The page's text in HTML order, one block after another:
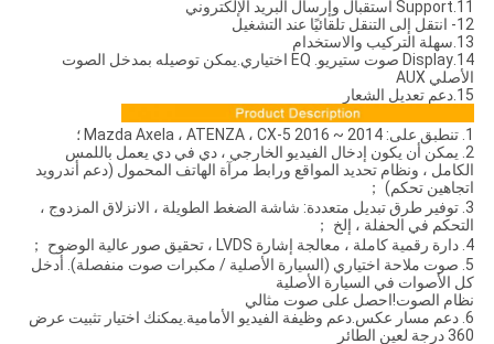
11.Support استقبال وإرسال البريد الإلكتروني
12- انتقل إلى التنقل تلقائيًا عند التشغيل
13.سهلة التركيب والاستخدام
14.Display صوت ستيريو. EQ اختياري.يمكن توصيله بمدخل الصوت
الأصلي AUX
15.دعم تعديل الشعار
1. تنطبق على: 2014 ~ 2016 Mazda Axela ، ATENZA ، CX-5 ؛
2. يمكن أن يكون إدخال الفيديو الخارجي ، دي في دي يعمل باللمس
الكامل ، ونظام تحديد المواقع ورابط مرآة الهاتف المحمول (دعم أندرويد
اتجاهين تحكم) ；
3. توفير طرق تبديل متعددة: شاشة الضغط الطويلة ، الانزلاق المزدوج ،
التحكم في الحفلة ، إلخ ；
4. دارة رقمية كاملة ، معالجة إشارة LVDS ، تحقيق صور عالية الوضوح ；
5. صوت ملاحة اختياري (السيارة الأصلية / مكبرات صوت منفصلة). أدخل
كل الأصوات في السيارة الأصلية
نظام الصوت!احصل على صوت مثالي
6. دعم مسار عكس.دعم وظيفة الفيديو الأمامية.يمكنك اختيار تثبيت عرض
360 درجة لعين الطائر